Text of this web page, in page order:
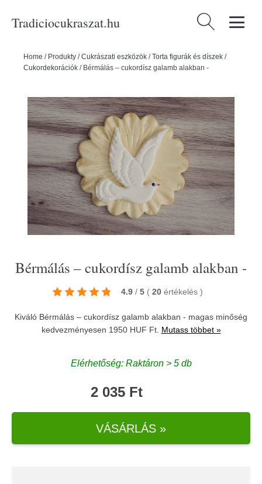
Tradiciocukraszat.hu Keresés:
Home / Produkty /Cukrászati eszközök /Torta figurák és díszek /
Cukordekorációk / Bérmálás – cukordísz galamb alakban -
Bérmálás – cukordísz galamb alakban -
4.9 / 5 ( 20 értékelés )
Kiváló Bérmálás – cukordísz galamb alakban - magas minőség
kedvezményesen 1950 HUF Ft. Mutass többet »
Elérhetőség: Raktáron > 5 db
2 035 Ft
VÁSÁRLÁS »